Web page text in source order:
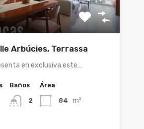
Arbúcies, Terrassa
en exclusiva este…
Baños
2
Área
84 m²